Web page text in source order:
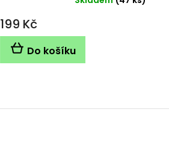
199 Kč
Do košíku